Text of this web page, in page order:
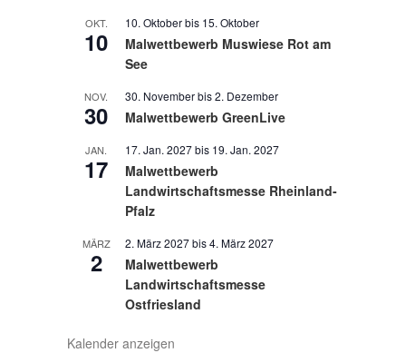
OKT.
10
10. Oktoberbis 15. Oktober
Malwettbewerb Muswiese Rot am
See
NOV.
30
30. Novemberbis2. Dezember
Malwettbewerb GreenLive
JAN.
17
17. Jan. 2027bis 19. Jan. 2027
Malwettbewerb
Landwirtschaftsmesse Rheinland-
Pfalz
MÄRZ
2
2. März 2027bis4. März 2027
Malwettbewerb
Landwirtschaftsmesse
Ostfriesland
Kalender anzeigen